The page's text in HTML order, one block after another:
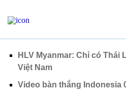
HLV Myanmar: Chỉ có Thái
Việt Nam
Video bàn thắng Indonesia